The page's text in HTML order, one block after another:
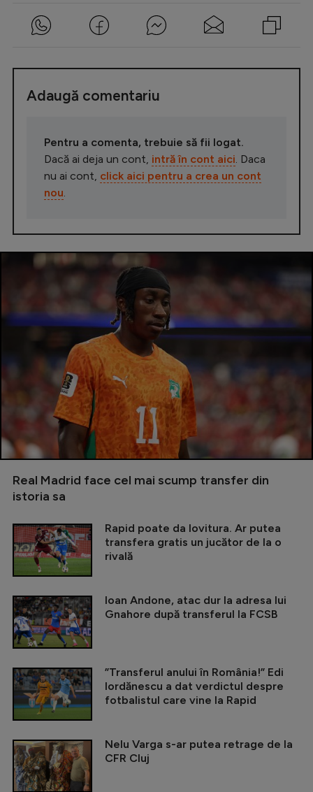
Adaugă comentariu
Pentru a comenta, trebuie să fii logat.
Dacă ai deja un cont, intră în cont aici . Daca
nu ai cont, click aici pentru a crea un cont
nou
Real Madrid face cel mai scump transfer din
istoria sa
Rapid poate da lovitura. Ar putea
transfera gratis un jucător de la o
rivală
Ioan Andone, atac dur la adresa lui
Gnahore după transferul la FCSB
”Transferul anului în România!” Edi
Iordănescu a dat verdictul despre
fotbalistul care vine la Rapid
Nelu Varga s-ar putea retrage de la
CFR Cluj